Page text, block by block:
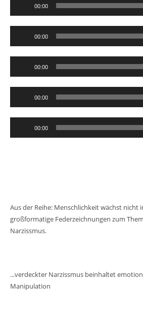
00:00
00:00
00:00
00:00
00:00
Aus der Reihe: Menschlichkeit wächst nicht
großformatige Federzeichnungen zum
Narzissmus.
...verdeckter Narzissmus beinhaltet
Manipulation